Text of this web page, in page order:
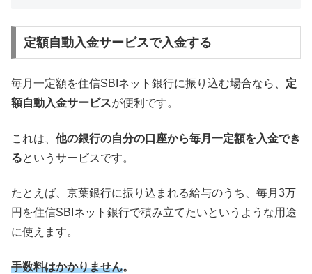
定額自動入金サービスで入金する
毎月一定額を住信SBIネット銀行に振り込む場合なら、 定
額自動入金サービスが便利です。
これは、 他の銀行の自分の口座から毎月一定額を入金でき
るというサービスです。
たとえば、京葉銀行に振り込まれる給与のうち、毎月3万
円を住信SBIネット銀行で積み立てたいというような用途
に使えます。
手数料はかかりません。